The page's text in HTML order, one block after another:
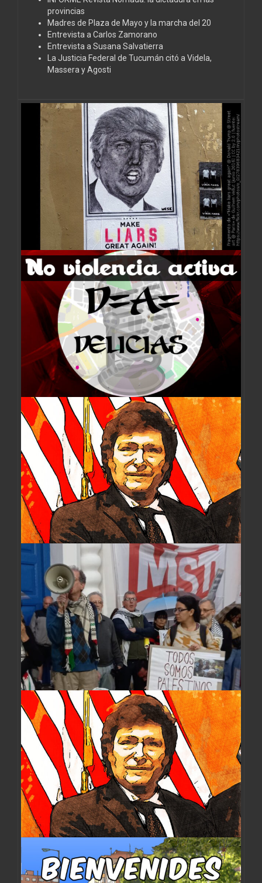
provincias
Madres de Plaza de Mayo y la marcha del 20
Entrevista a Carlos Zamorano
Entrevista a Susana Salvatierra
La Justicia Federal de Tucumán citó a Videla,
Massera y Agosti